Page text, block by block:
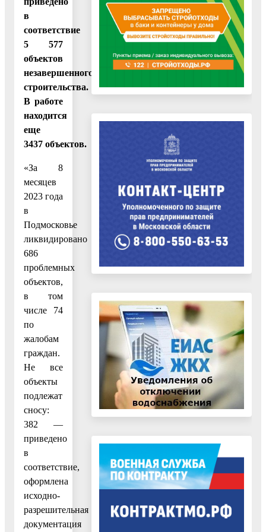
в
соответствие
5 577
объектов
незавершенного
строительства.
В работе
находится
еще
3437 объектов.
«За 8
месяцев
2023 года
в
Подмосковье
ликвидировано
686
проблемных
объектов,
в том
числе 74
по
жалобам
граждан.
Не все
объекты
подлежат
сносу:
382 —
приведено
в
соответствие,
оформлена
исходно-
разрешительная
документация